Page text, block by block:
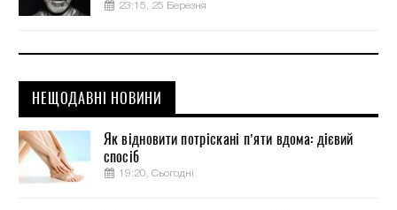
23:15, 25 Березня
НЕЩОДАВНІ НОВИНИ
Як відновити потріскані п’яти вдома: дієвий
спосіб
19:20, Сьогодні